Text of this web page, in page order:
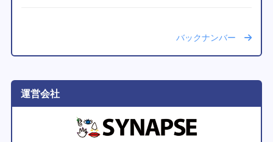
バックナンバー
運営会社